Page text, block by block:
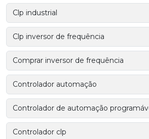
Clp industrial
Clp inversor de frequência
Comprar inversor de frequência
Controlador automação
Controlador de automação
Controlador clp